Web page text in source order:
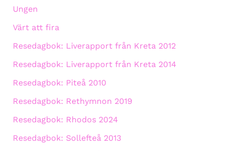
Ungen
Värt att fira
Resedagbok: Liverapport från Kreta 2012
Resedagbok: Liverapport från Kreta 2014
Resedagbok: Piteå 2010
Resedagbok: Rethymnon 2019
Resedagbok: Rhodos 2024
Resedagbok: Sollefteå 2013